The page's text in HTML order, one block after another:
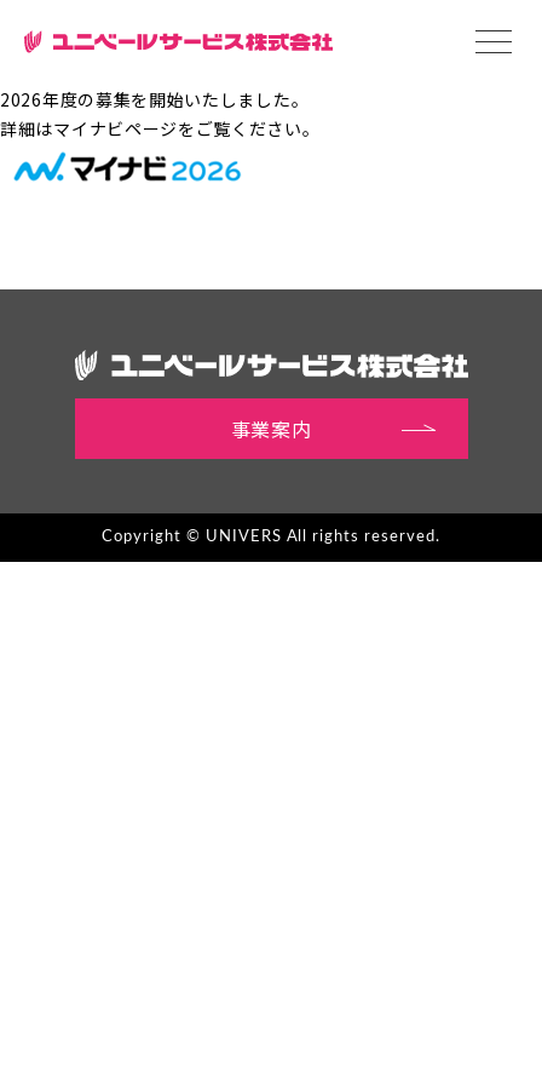
2026年度の募集を開始いたしました。
詳細はマイナビページをご覧ください。
事業案内
Copyright © UNIVERS All rights reserved.